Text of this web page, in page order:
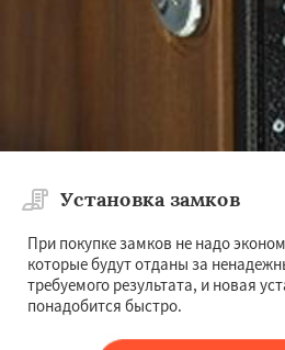
Установка замков
При покупке замков не надо
которые будут отданы за
требуемого результата, и новая
понадобится быстро.